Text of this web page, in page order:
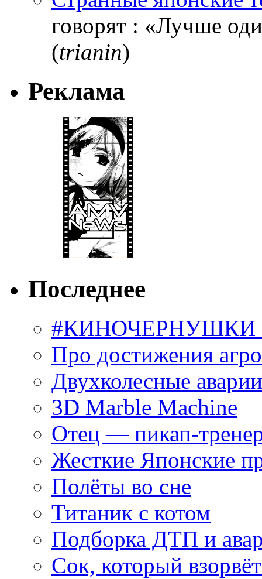
говорят : «Лучше
(trianin)
Реклама
Последнее
#КИНОЧЕРНУШКИ
Про достижения
Двухколесные
3D Marble Machine
Отец — пикап-
Жесткие Японские
Полёты во сне
Титаник с котом
Подборка ДТП и
Сок, который